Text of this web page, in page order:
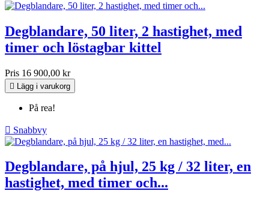
Degblandare, 50 liter, 2 hastighet, med
timer och löstagbar kittel
Pris 16 900,00 kr
 Lägg i varukorg
På rea!
 Snabbvy
Degblandare, på hjul, 25 kg / 32 liter, en
hastighet, med timer och...